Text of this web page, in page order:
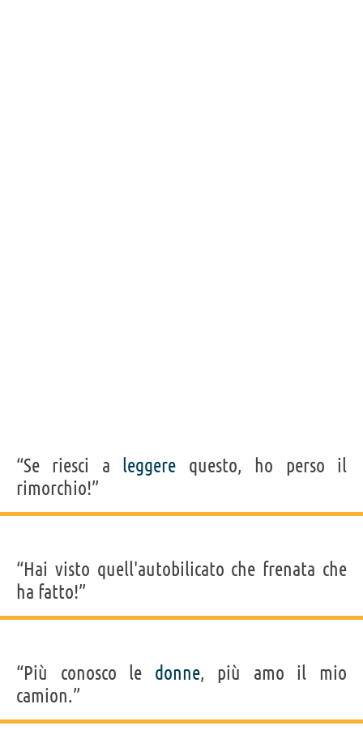
“Se riesci a leggere questo, ho perso il
rimorchio!”
“Hai visto quell'autobilicato che frenata che
ha fatto!”
“Più conosco le donne, più amo il mio
camion.”